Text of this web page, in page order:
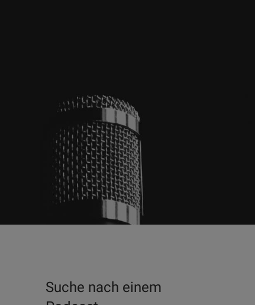
Suche nach einem